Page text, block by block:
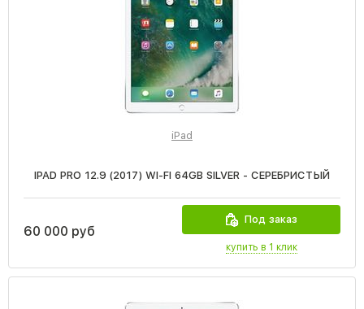
iPad
IPAD PRO 12.9 (2017) WI-FI 64GB SILVER - СЕРЕБРИСТЫЙ
60 000 руб
Под заказ
купить в 1 клик